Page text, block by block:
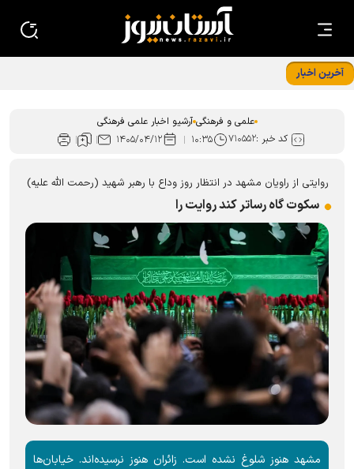
آخرین اخبار
علمی و فرهنگی آرشیو اخبار علمی فرهنگی
کد خبر :۷۱۰۵۵۲ ۱۰:۳۵ ۱۴۰۵/۰۴/۱۲
روایتی از راویان مشهد در انتظار روز وداع با رهبر شهید (رحمت الله علیه)
سکوت گاه رساتر کند روایت را
مشهد هنوز شلوغ نشده است. زائران هنوز نرسیده‌اند. خیابان‌ها